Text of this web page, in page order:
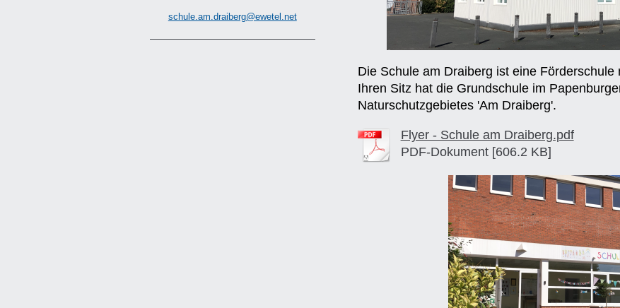
Die Schule am Draiberg ist eine
Ihren Sitz hat die Grundschule im
Naturschutzgebietes 'Am Draiberg'.
Flyer - Schule am Draiberg.pdf
PDF-Dokument [606.2 KB]
schule.am.draiberg@ewetel.net